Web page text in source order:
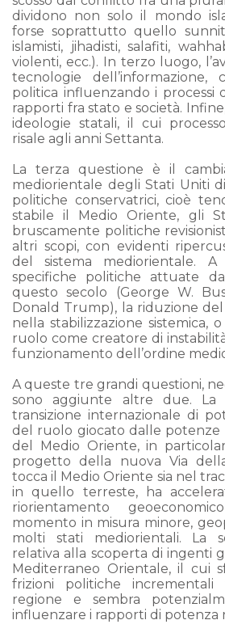
dividono non solo il mondo
forse soprattutto quello
islamisti, jihadisti, salafiti,
violenti, ecc.). In terzo luogo,
tecnologie dell’informazione,
politica influenzando i processi
rapporti fra stato e società.
ideologie statali, il cui
risale agli anni Settanta.
La terza questione è il
mediorientale degli Stati Uniti
politiche conservatrici, cioè
stabile il Medio Oriente, gli
bruscamente politiche
altri scopi, con evidenti
del sistema mediorientale. A
specifiche politiche attuate
questo secolo (George W.
Donald Trump), la riduzione
nella stabilizzazione sistemica,
ruolo come creatore di
funzionamento dell’ordine
A queste tre grandi questioni,
sono aggiunte altre due. La
transizione internazionale di
del ruolo giocato dalle potenze
del Medio Oriente, in
progetto della nuova Via
tocca il Medio Oriente sia nel
in quello terreste, ha
riorientamento
momento in misura minore,
molti stati mediorientali. La
relativa alla scoperta di ingenti
Mediterraneo Orientale, il cui
frizioni politiche
regione e sembra
influenzare i rapporti di potenza